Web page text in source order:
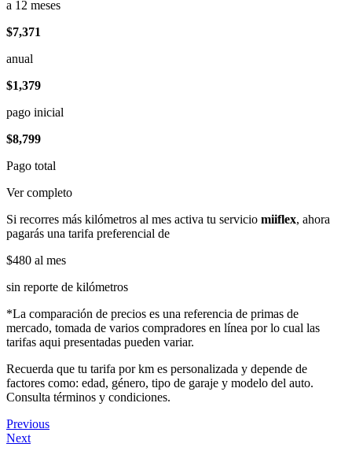
a 12 meses
$7,371
anual
$1,379
pago inicial
$8,799
Pago total
Ver completo
Si recorres más kilómetros al mes activa tu servicio miiflex, ahora
pagarás una tarifa preferencial de
$480 al mes
sin reporte de kilómetros
*La comparación de precios es una referencia de primas de
mercado, tomada de varios compradores en línea por lo cual las
tarifas aqui presentadas pueden variar.
Recuerda que tu tarifa por km es personalizada y depende de
factores como: edad, género, tipo de garaje y modelo del auto.
Consulta términos y condiciones.
Previous
Next